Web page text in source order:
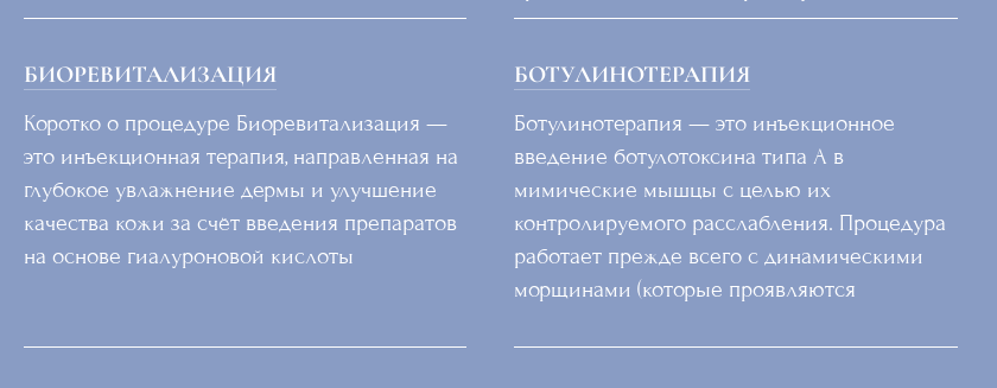
БИОРЕВИТАЛИЗАЦИЯ
Коротко о процедуре Биоревитализация —
это инъекционная терапия, направленная на
глубокое увлажнение дермы и улучшение
качества кожи за счёт введения препаратов
на основе гиалуроновой кислоты
БОТУЛИНОТЕРАПИЯ
Ботулинотерапия — это инъекционное
введение ботулотоксина типа A в
мимические мышцы с целью их
контролируемого расслабления. Процедура
работает прежде всего с динамическими
морщинами (которые проявляются